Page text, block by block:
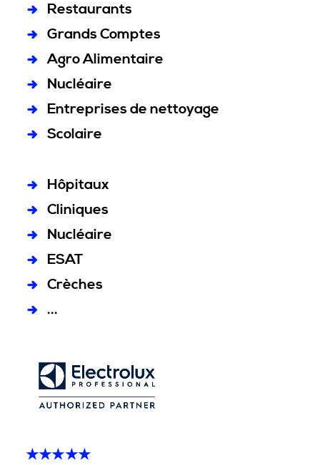
Restaurants
Grands Comptes
Agro Alimentaire
Nucléaire
Entreprises de nettoyage
Scolaire
Hôpitaux
Cliniques
Nucléaire
ESAT
Crèches
...
★★★★★